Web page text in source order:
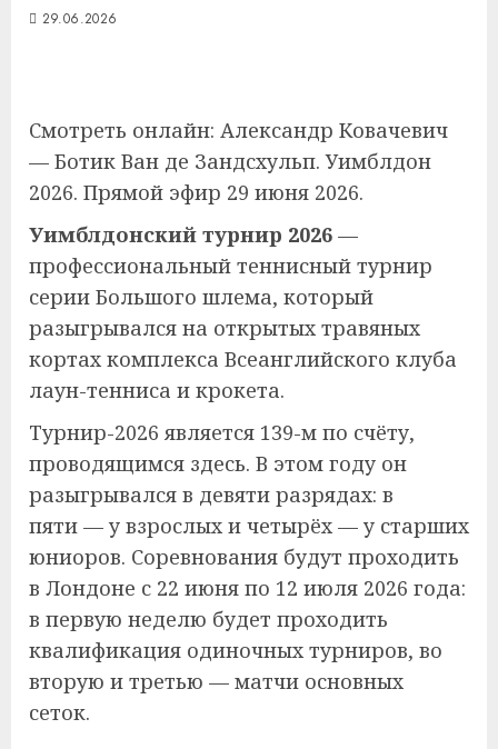
29.06.2026
Смотреть онлайн: Александр Ковачевич
— Ботик Ван де Зандсхульп. Уимблдон
2026. Прямой эфир 29 июня 2026.
Уимблдонский турнир 2026 —
профессиональный теннисный турнир
серии Большого шлема, который
разыгрывался на открытых травяных
кортах комплекса Всеанглийского клуба
лаун-тенниса и крокета.
Турнир-2026 является 139-м по счёту,
проводящимся здесь. В этом году он
разыгрывался в девяти разрядах: в
пяти — у взрослых и четырёх — у старших
юниоров. Соревнования будут проходить
в Лондоне с 22 июня по 12 июля 2026 года:
в первую неделю будет проходить
квалификация одиночных турниров, во
вторую и третью — матчи основных
сеток.